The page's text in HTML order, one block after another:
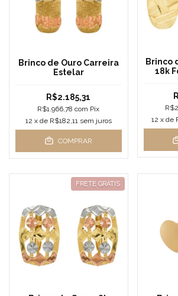
Brinco de Ouro Carreira
Estelar
R$2.185,31
R$1.966,78com Pix
12 x de R$182,11 sem juros
COMPRAR
Brinco
18k
12 x de
FRETE GRÁTIS